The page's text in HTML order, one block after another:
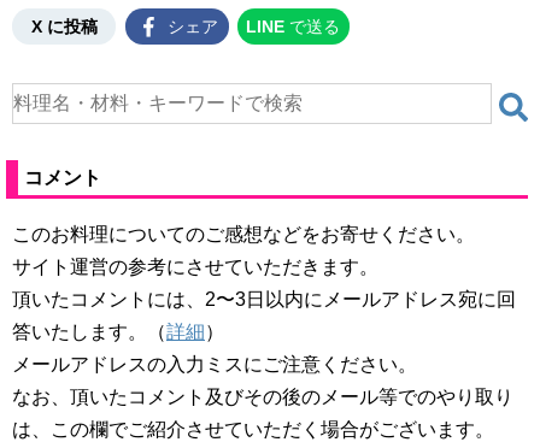
X に投稿 シェア LINE で送る
コメント
このお料理についてのご感想などをお寄せください。
サイト運営の参考にさせていただきます。
頂いたコメントには、2〜3日以内にメールアドレス宛に回
答いたします。（詳細）
メールアドレスの入力ミスにご注意ください。
なお、頂いたコメント及びその後のメール等でのやり取り
は、この欄でご紹介させていただく場合がございます。